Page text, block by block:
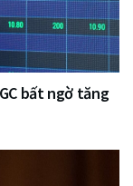
bất ngờ tăng